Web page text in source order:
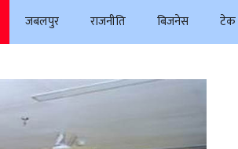
जबलपुर राजनीति बिजनेस टेक